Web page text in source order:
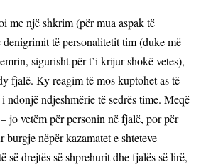
me një shkrim (për mua aspak të
denigrimit të personalitetit tim (duke më
sigurisht për t’i krijur shokë vetes),
y fjalë. Ky reagim të mos kuptohet as të
ndonjë ndjeshmërie të sedrës time. Meqë
jo vetëm për personin në fjalë, por për
nëpër kazamatet e shteteve
së drejtës së shprehurit dhe fjalës së lirë,